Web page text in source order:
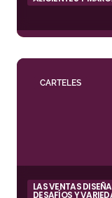
CARTELES
LAS VENTAS
DESAFÍOS Y